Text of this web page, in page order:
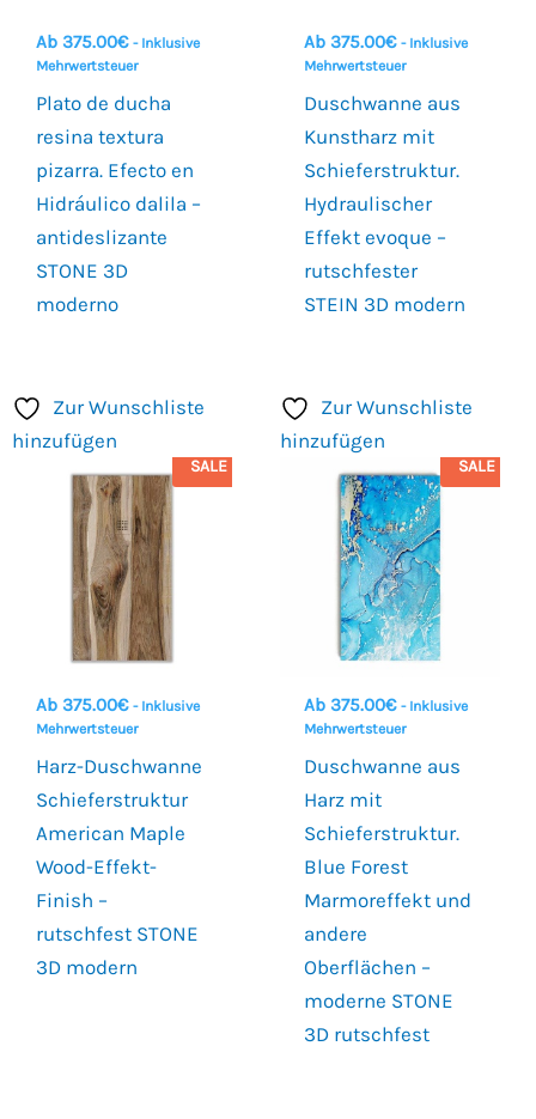
Ab 375.00€ - Inklusive
Mehrwertsteuer
Plato de ducha
resina textura
pizarra. Efecto en
Hidráulico dalila –
antideslizante
STONE 3D
moderno
Ab 375.00€ - Inklusive
Mehrwertsteuer
Duschwanne aus
Kunstharz mit
Schieferstruktur.
Hydraulischer
Effekt evoque –
rutschfester
STEIN 3D modern
Zur Wunschliste
hinzufügen
SALE
Ab 375.00€ - Inklusive
Mehrwertsteuer
Harz-Duschwanne
Schieferstruktur
American Maple
Wood-Effekt-
Finish –
rutschfest STONE
3D modern
Zur Wunschliste
hinzufügen
SALE
Ab 375.00€ - Inklusive
Mehrwertsteuer
Duschwanne aus
Harz mit
Schieferstruktur.
Blue Forest
Marmoreffekt und
andere
Oberflächen –
moderne STONE
3D rutschfest